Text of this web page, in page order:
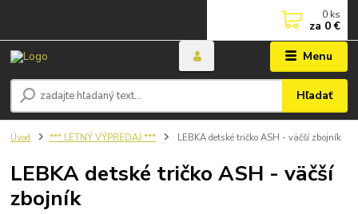
Menu
Hľadať
0 ks
za 0 €
Úvod *** LETNÝ VÝPREDAJ *** LEBKA detské tričko ASH - väčší zbojník
LEBKA detské tričko ASH - väčší
zbojník